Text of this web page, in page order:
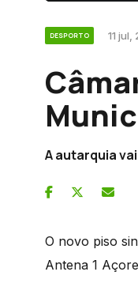
DESPORTO 11 jul,
A autarquia
O novo piso
Antena 1